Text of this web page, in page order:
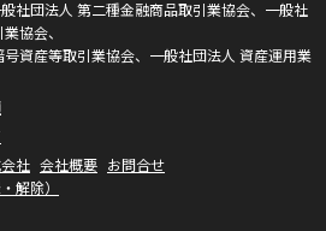
社団法人 第二種金融商品取引業協会、一般社
協会、
資産等取引業協会、一般社団法人 資産運用業
社 会社概要 お問合せ
解除）